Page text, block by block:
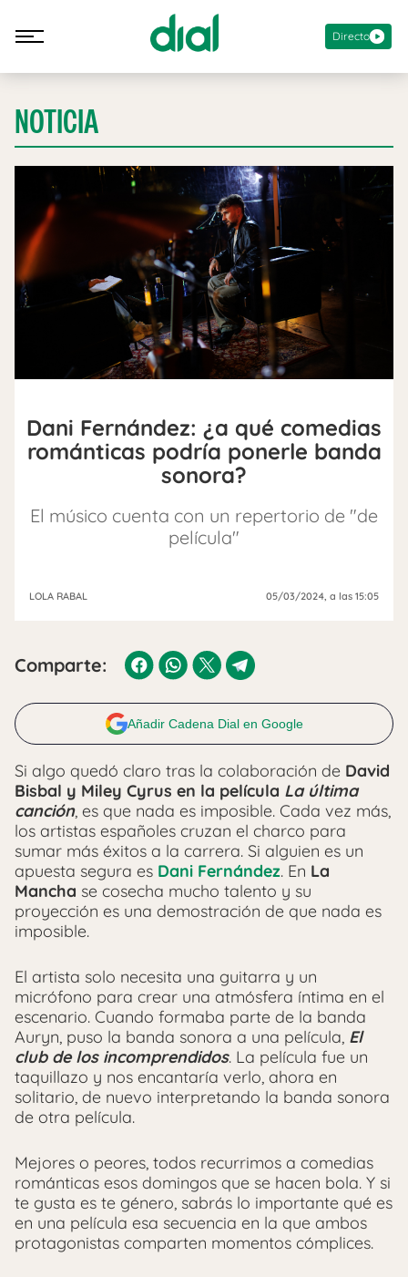
Directo
NOTICIA
Dani Fernández: ¿a qué comedias
románticas podría ponerle banda
sonora?
El músico cuenta con un repertorio de "de
película"
LOLA RABAL 05/03/2024, a las 15:05
Comparte:
Añadir Cadena Dial en Google
Si algo quedó claro tras la colaboración de David
Bisbal y Miley Cyrus en la película La última
canción, es que nada es imposible. Cada vez más,
los artistas españoles cruzan el charco para
sumar más éxitos a la carrera. Si alguien es un
apuesta segura es Dani Fernández. En La
Mancha se cosecha mucho talento y su
proyección es una demostración de que nada es
imposible.
El artista solo necesita una guitarra y un
micrófono para crear una atmósfera íntima en el
escenario. Cuando formaba parte de la banda
Auryn, puso la banda sonora a una película, El
club de los incomprendidos. La película fue un
taquillazo y nos encantaría verlo, ahora en
solitario, de nuevo interpretando la banda sonora
de otra película.
Mejores o peores, todos recurrimos a comedias
románticas esos domingos que se hacen bola. Y si
te gusta es te género, sabrás lo importante qué es
en una película esa secuencia en la que ambos
protagonistas comparten momentos cómplices.